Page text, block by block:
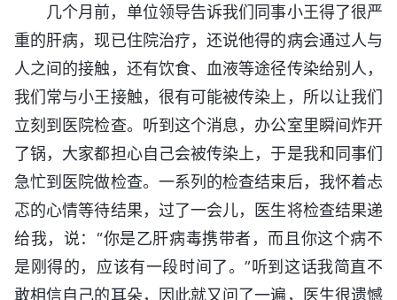
几个月前，单位领导告诉我们同事小王得了很严
重的肝病，现已住院治疗，还说他得的病会通过人与
人之间的接触，还有饮食、血液等途径传染给别人，
我们常与小王接触，很有可能被传染上，所以让我们
立刻到医院检查。听到这个消息，办公室里瞬间炸开
了锅，大家都担心自己会被传染上，于是我和同事们
急忙到医院做检查。一系列的检查结束后，我怀着忐
忑的心情等待结果，过了一会儿，医生将检查结果递
给我，说：“你是乙肝病毒携带者，而且你这个病不
是刚得的，应该有一段时间了。”听到这话我简直不
敢相信自己的耳朵，因此就又问了一遍，医生很遗憾